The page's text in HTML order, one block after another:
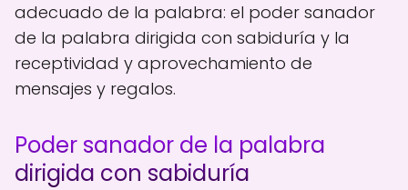
adecuado de la palabra: el poder sanador
de la palabra dirigida con sabiduría y la
receptividad y aprovechamiento de
mensajes y regalos.
Poder sanador de la palabra
dirigida con sabiduría